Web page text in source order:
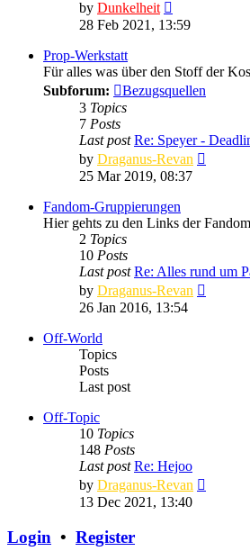
by Dunkelheit
the
28 Feb 2021, 13:59
Prop-Werkstatt
Für alles was über den Stoff der
Subforum:
Bezugsquellen
3 Topics
7 Posts
Last post Re: Speyer -
by Draganus-Revan
25 Mar 2019, 08:37
Fandom-Gruppierungen
Hier gehts zu den Links der
2 Topics
10 Posts
Last post Re: Alles rund um
by Draganus-Revan
26 Jan 2016, 13:54
Off-World
Topics
Posts
Last post
Off-Topic
10 Topics
148 Posts
Last post Re: Hejoo
by Draganus-Revan
13 Dec 2021, 13:40
Login • Register